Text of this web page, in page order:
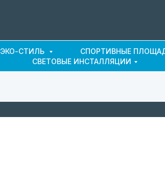
ЭКО-СТИЛЬ СПОРТИВНЫЕ
СВЕТОВЫЕ ИНСТАЛЛЯЦИИ